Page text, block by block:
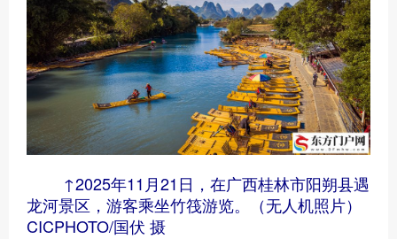
↑2025年11月21日，在广西桂林市阳朔县遇
龙河景区，游客乘坐竹筏游览。（无人机照片）
CICPHOTO/国伏 摄